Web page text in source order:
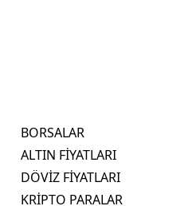
BORSALAR
ALTIN FİYATLARI
DÖVİZ FİYATLARI
KRİPTO PARALAR